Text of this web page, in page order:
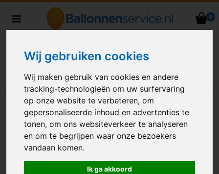
Wij gebruiken cookies
Wij maken gebruik van cookies en andere
tracking-technologieën om uw surfervaring
op onze website te verbeteren, om
gepersonaliseerde inhoud en advertenties te
tonen, om ons websiteverkeer te analyseren
en om te begrijpen waar onze bezoekers
vandaan komen.
Ik ga akkoord
0
Nederland